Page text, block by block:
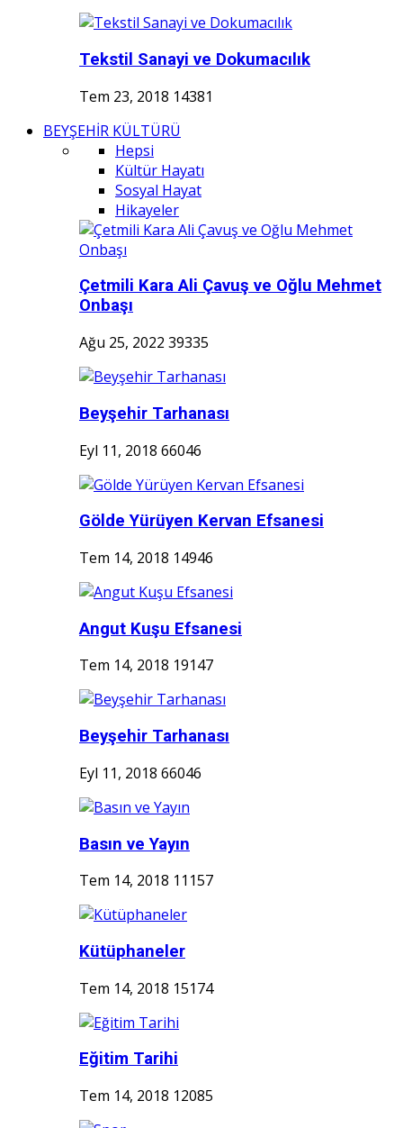
Tekstil Sanayi ve Dokumacılık
Tem 23, 2018 14381
BEYŞEHİR KÜLTÜRÜ
Hepsi
Kültür Hayatı
Sosyal Hayat
Hikayeler
Çetmili Kara Ali Çavuş ve Oğlu Mehmet
Onbaşı
Ağu 25, 2022 39335
Beyşehir Tarhanası
Eyl 11, 2018 66046
Gölde Yürüyen Kervan Efsanesi
Tem 14, 2018 14946
Angut Kuşu Efsanesi
Tem 14, 2018 19147
Beyşehir Tarhanası
Eyl 11, 2018 66046
Basın ve Yayın
Tem 14, 2018 11157
Kütüphaneler
Tem 14, 2018 15174
Eğitim Tarihi
Tem 14, 2018 12085